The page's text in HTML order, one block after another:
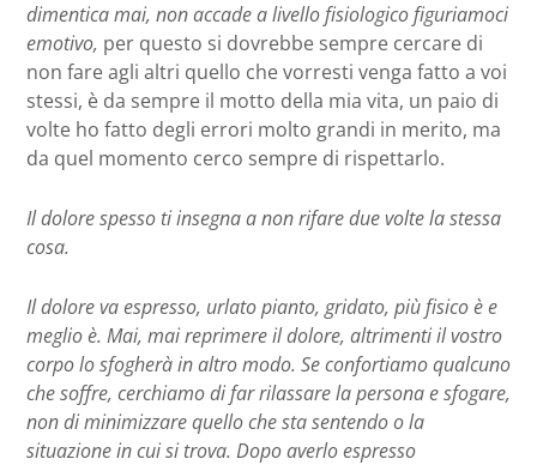
dimentica mai, non accade a livello fisiologico figuriamoci
emotivo, per questo si dovrebbe sempre cercare di
non fare agli altri quello che vorresti venga fatto a voi
stessi, è da sempre il motto della mia vita, un paio di
volte ho fatto degli errori molto grandi in merito, ma
da quel momento cerco sempre di rispettarlo.
Il dolore spesso ti insegna a non rifare due volte la stessa
cosa.
Il dolore va espresso, urlato pianto, gridato, più fisico è e
meglio è. Mai, mai reprimere il dolore, altrimenti il vostro
corpo lo sfogherà in altro modo. Se confortiamo qualcuno
che soffre, cerchiamo di far rilassare la persona e sfogare,
non di minimizzare quello che sta sentendo o la
situazione in cui si trova. Dopo averlo espresso